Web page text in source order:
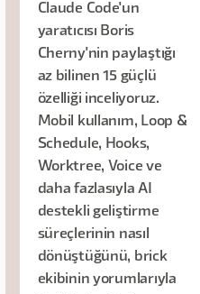
Claude Code'un
yaratıcısı Boris
Cherny'nin paylaştığı
az bilinen 15 güçlü
özelliği inceliyoruz.
Mobil kullanım, Loop &
Schedule, Hooks,
Worktree, Voice ve
daha fazlasıyla AI
destekli geliştirme
süreçlerinin nasıl
dönüştüğünü, brick
ekibinin yorumlarıyla